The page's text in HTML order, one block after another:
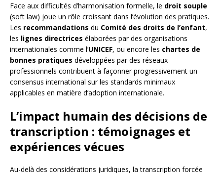
Face aux difficultés d’harmonisation formelle, le droit souple
(soft law) joue un rôle croissant dans l’évolution des pratiques.
Les recommandations du Comité des droits de l’enfant,
les lignes directrices élaborées par des organisations
internationales comme l’UNICEF, ou encore les chartes de
bonnes pratiques développées par des réseaux
professionnels contribuent à façonner progressivement un
consensus international sur les standards minimaux
applicables en matière d’adoption internationale.
L’impact humain des décisions de
transcription : témoignages et
expériences vécues
Au-delà des considérations juridiques, la transcription forcée